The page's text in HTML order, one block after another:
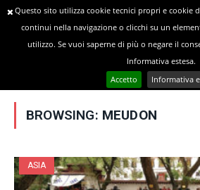
Posts Tagged
BROWSING: MEUDON
ASIA
Questo sito utilizza cookie tecnici propri e cookie
continui nella navigazione o clicchi su un
utilizzo. Se vuoi saperne di più o negare il
Informativa estesa.
Accetto
Informativa